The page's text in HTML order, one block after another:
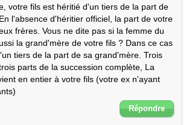
votre fils est héritié d'un tiers de la part de
l'absence d'héritier officiel, la part de votre
frères. Vous ne dite pas si la femme du
la grand'mère de votre fils ? Dans ce cas
tiers de la part de sa grand'mère. Trois
parts de la succession complète, La
en entier à votre fils (votre ex n'ayant
Répondre